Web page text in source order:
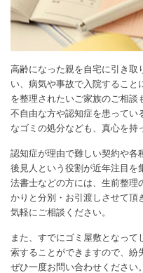
高齢になった親を自宅に引き取
い、病気や事故で入院すること
を整理されたいご家族のご相
不自由な方や認知症を患ってい
なゴミの処分なども、真心を持
認知症が理由で難しい契約や各
後見人という役割が近年注目を
法書士などの方には、生前整理
かりと分別・お引渡しさせて頂
気軽にご相談ください。
また、すでにゴミ屋敷となっ
索することができますので、紛
ぜひ一度お問い合わせください。